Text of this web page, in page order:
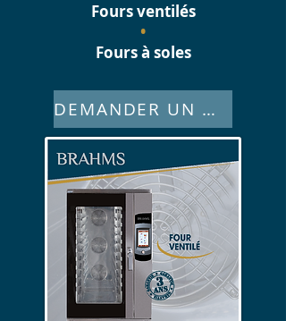
Fours ventilés
•
Fours à soles
DEMANDER UN DEVIS